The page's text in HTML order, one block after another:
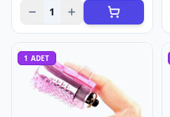
1
1 ADET